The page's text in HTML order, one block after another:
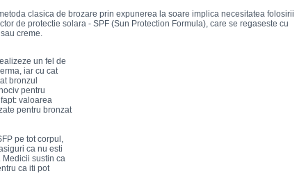
clasica de brozare prin expunerea la soare implica necesitatea folosirii
de protectie solara - SPF (Sun Protection Formula), care se regaseste cu
creme.
un fel de
iar cu cat
bronzul
pentru
valoarea
pentru bronzat
pe tot corpul,
ca nu esti
sustin ca
ca iti pot